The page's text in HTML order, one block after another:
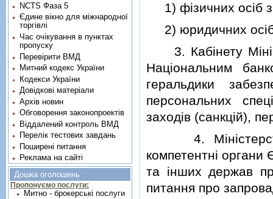
1) фiзичних осiб
2) юридичних осiб
3. Кабiнету
Нацiональним
геральдики
персональних
заходiв (санкцiй),
4. Мiнiстерству
компетентнi
та iнших держав
питання про
NCTS Фаза 5
Єдине вікно для міжнародної
торгівлі
Час очікування в пунктах
пропуску
Перевірити ВМД
Митний кодекс України
Кодекси України
Довідкові матеріали
Архів новин
Обговорення законопроектів
Віддалений контроль ВМД
Перелік тестових завдань
Поширені питання
Реклама на сайті
Дошка оголошень
Пропонуємо послуги:
Митно - брокерські послуги